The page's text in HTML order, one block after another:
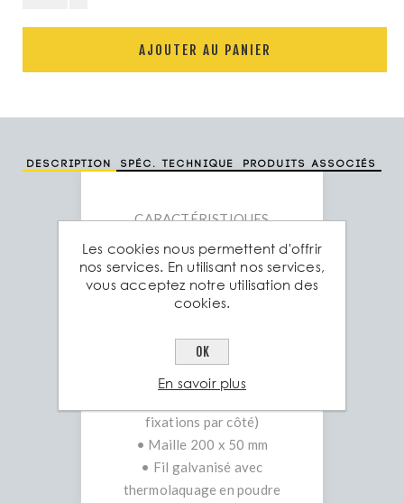
AJOUTER AU PANIER
Description Spéc. technique Produits associés
CARACTÉRISTIQUES
TECHNIQUES
• Epaisseur du fil
horizontal Approx. 5 mm
• Epaisseur du fil vertical
• Largeur 2m505
• Hauteur
fixations par côté)
• Maille 200 x 50 mm
• Fil galvanisé avec
thermolaquage en poudre
Les cookies nous permettent d'offrir
nos services. En utilisant nos services,
vous acceptez notre utilisation des
cookies.
OK
En savoir plus